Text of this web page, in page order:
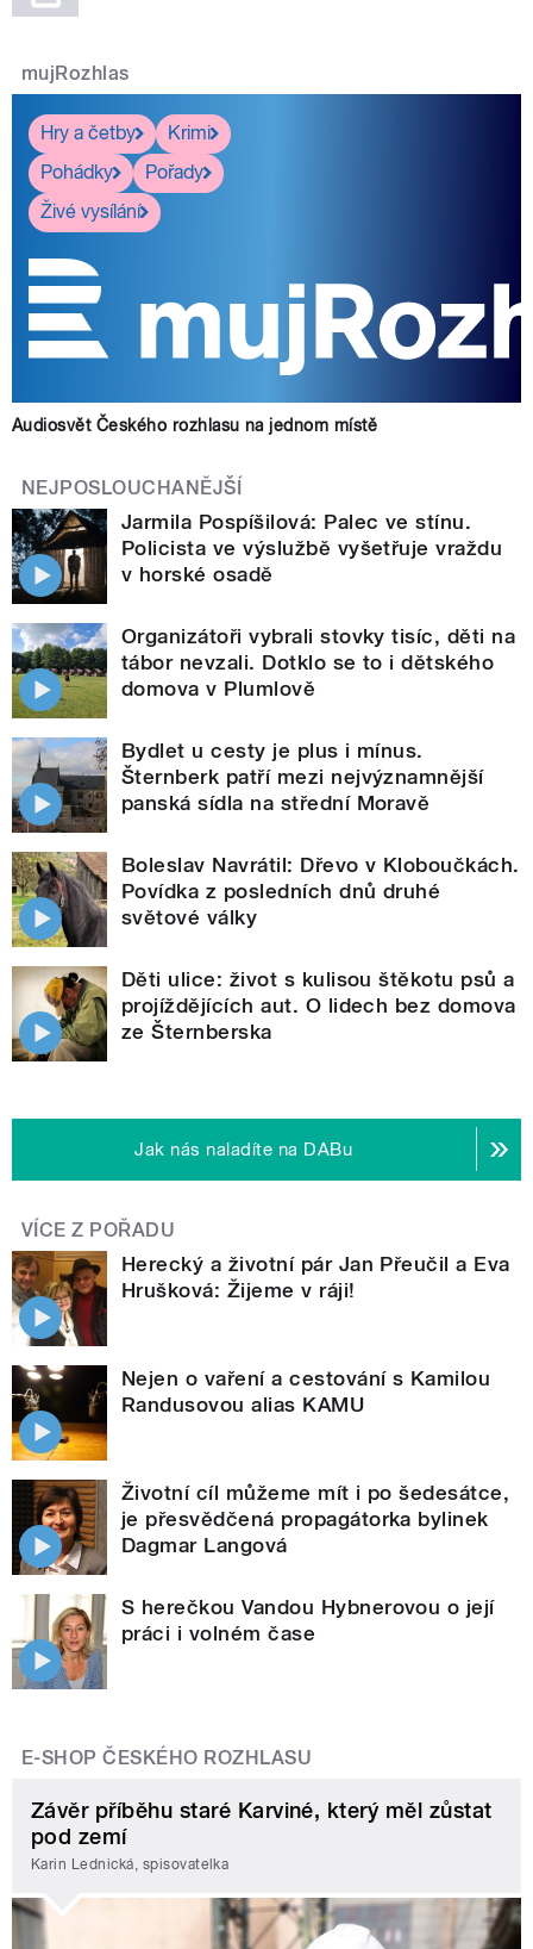
mujRozhlas
Hry a četby
Krimi
Pohádky
Pořady
Živé vysílání
Audiosvět Českého rozhlasu na jednom místě
NEJPOSLOUCHANĚJŠÍ
Jarmila Pospíšilová: Palec ve stínu.
Policista ve výslužbě vyšetřuje vraždu
v horské osadě
Organizátoři vybrali stovky tisíc, děti na
tábor nevzali. Dotklo se to i dětského
domova v Plumlově
Bydlet u cesty je plus i mínus.
Šternberk patří mezi nejvýznamnější
panská sídla na střední Moravě
Boleslav Navrátil: Dřevo v Kloboučkách.
Povídka z posledních dnů druhé
světové války
Děti ulice: život s kulisou štěkotu psů a
projíždějících aut. O lidech bez domova
ze Šternberska
Jak nás naladíte na DABu
VÍCE Z POŘADU
Herecký a životní pár Jan Přeučil a Eva
Hrušková: Žijeme v ráji!
Nejen o vaření a cestování s Kamilou
Randusovou alias KAMU
Životní cíl můžeme mít i po šedesátce,
je přesvědčená propagátorka bylinek
Dagmar Langová
S herečkou Vandou Hybnerovou o její
práci i volném čase
E-SHOP ČESKÉHO ROZHLASU
Závěr příběhu staré Karviné, který měl zůstat
pod zemí
Karin Lednická, spisovatelka